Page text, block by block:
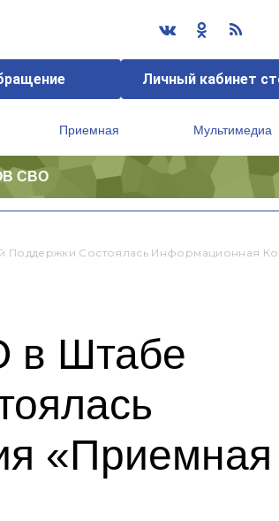
Личный кабинет
Приемная Мультимедиа
СВО
Поддержки Состоялась Информационная
в Штабе
«Приемная